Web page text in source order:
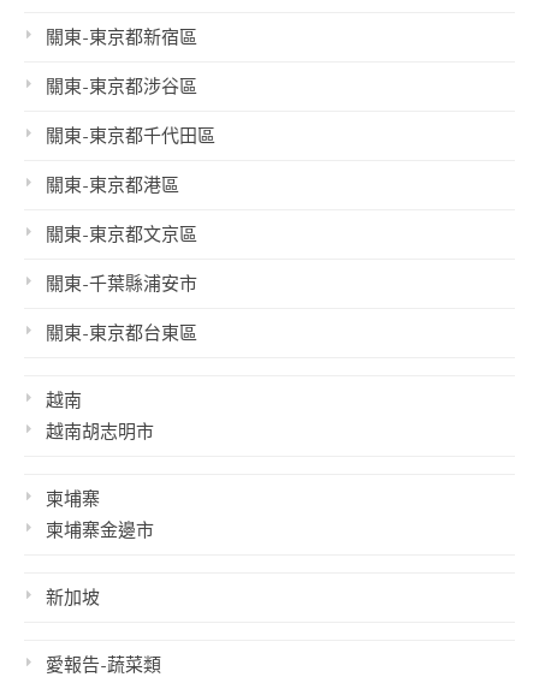
關東-東京都新宿區
關東-東京都涉谷區
關東-東京都千代田區
關東-東京都港區
關東-東京都文京區
關東-千葉縣浦安市
關東-東京都台東區
越南
越南胡志明市
柬埔寨
柬埔寨金邊市
新加坡
愛報告-蔬菜類